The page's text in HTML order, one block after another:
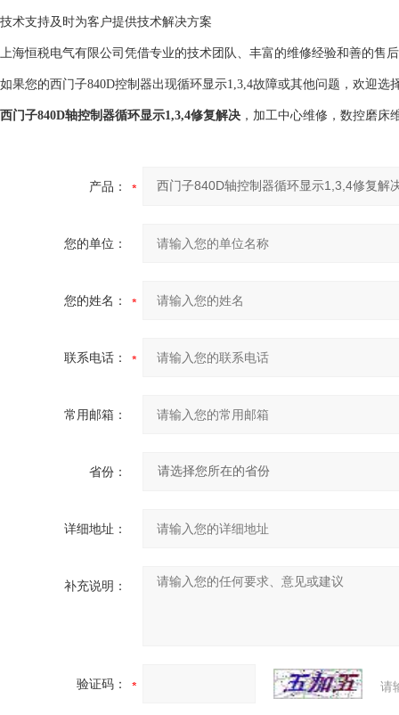
技术支持及时为客户提供技术解决方案
上海恒税电气有限公司凭借专业的技术团队、丰富的维修经验和善的售
如果您的西门子840D控制器出现循环显示1,3,4故障或其他问题，欢迎
西门子840D轴控制器循环显示1,3,4修复解决 ，加工中心维修，数控磨床
产品：
您的单位：
您的姓名：
联系电话：
常用邮箱：
省份：
详细地址：
补充说明：
验证码： 请